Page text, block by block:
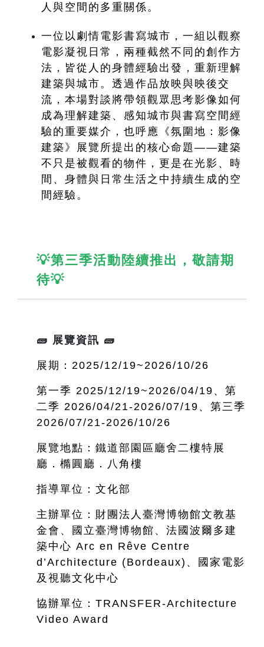
人與空間的多重關係。
一位以劇情電影書寫城市，一組以觀察
電影凝視日常，兩種截然不同的創作方
法，皆從人的身體經驗出發，重新理解
建築與城市。透過作品放映與映後交
流，本場對談將帶領觀眾思考影像如何
成為理解建築、感知城市與書寫空間經
驗的重要媒介，也呼應《氛圍地：影像
建築》展覽所提出的核心命題——建築
不只是被觀看的物件，更是在光影、時
間、身體與日常生活之中持續生成的空
間經驗。
💡第三季活動陸續推出，敬請期
待💡
🧱 展覽資訊 🧱
展期：2025/12/19~2026/10/26
第一季 2025/12/19~ 2026/04/19、第
二季 2026/04/21-2026/07/19、第三季
2026/07/21-2026/10/26
展覽地點：鐵道部園區廳舍二樓特展
廳．橢圓廳．八角樓
指導單位：文化部
主辦單位：財團法人臺灣博物館文教基
金會、國立臺灣博物館、法國波爾多建
築中心 Arc en Rêve Centre
d’Architecture (Bordeaux)、國家電影
及視聽文化中心
協辦單位：TRANSFER-Architecture
Video Award